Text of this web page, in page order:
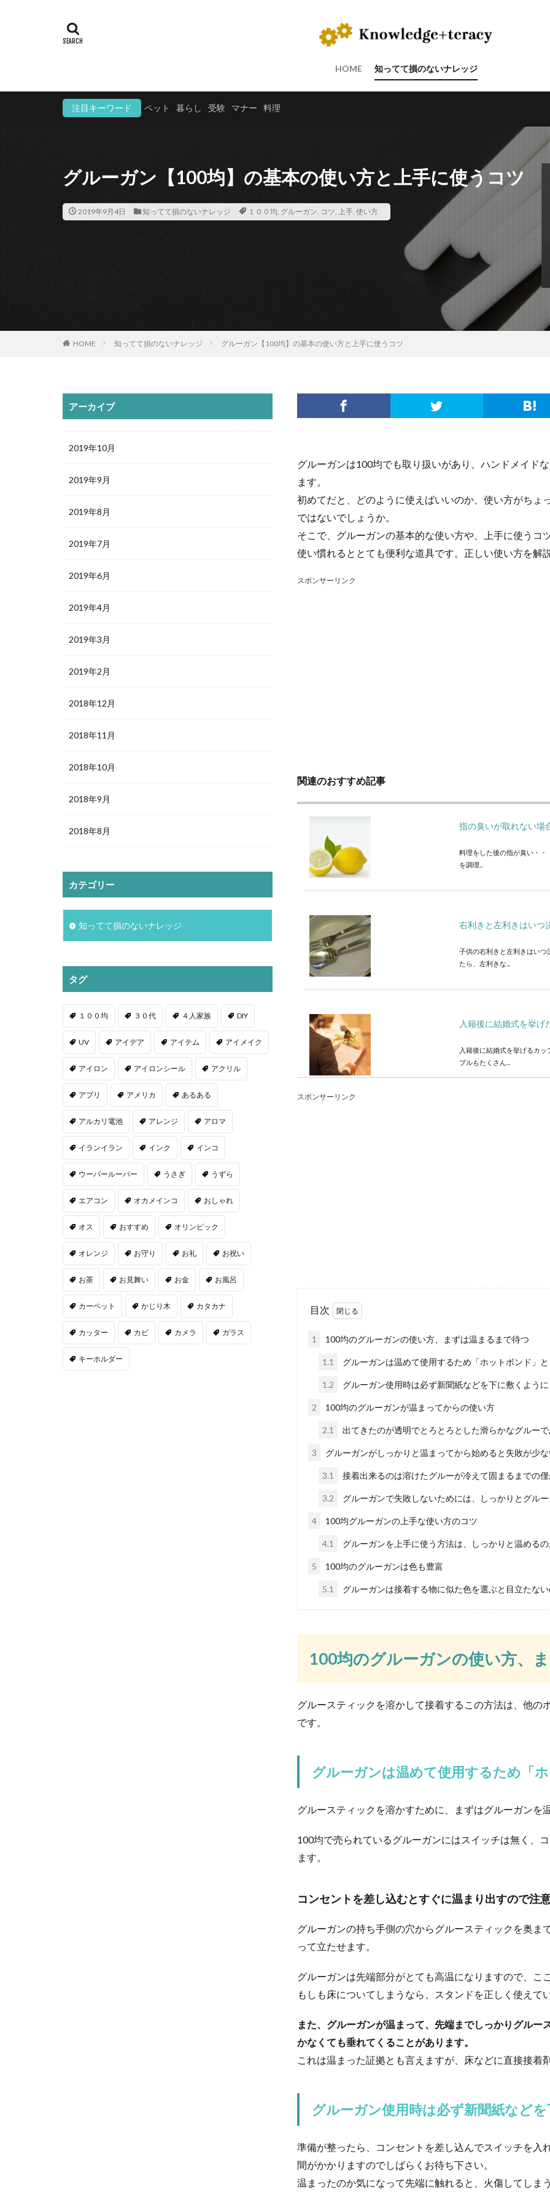
HOME 知ってて損のないナレッジ
注目キーワード ペット 暮らし 受験 マナー 料理
グルーガン【100均】の基本の使い方と上手に使うコツ
2019年9月4日 知ってて損のないナレッジ １００均, グルーガン, コツ, 上手, 使い方
HOME 知ってて損のないナレッジ グルーガン【100均】の基本の使い方と上手に使うコツ
グルーガンは100均でも取り扱いがあり、ハンドメイド
ます。
初めてだと、どのように使えばいいのか、使い方がちょ
ではないでしょうか。
そこで、グルーガンの基本的な使い方や、上手に使うコ
使い慣れるととても便利な道具です。正しい使い方を解
スポンサーリンク
関連のおすすめ記事
指の臭いが取れない場
料理をした後の指が臭い・・
を調理...
右利きと左利きはいつ
子供の右利きと左利きはいつ
たら、左利きな...
入籍後に結婚式を挙げ
入籍後に結婚式を挙げるカ
プルもたくさん...
UVレジンに使える
UVレジンを使ったアクセサ
ると、ある程度...
鉄のフライパンのメリ
鉄フライパンを購入しよう
のか知りたい人...
駐車禁止の罰金を払わ
駐車禁止の違反によって罰金
な...
素敵な大学生は部屋も
春から大学生となり、部屋を
猫の写真を撮すにはちょっと
まるそ...
ストレートのボブにし
の多いのではな...
スポンサーリンク
目次
1 100均のグルーガンの使い方、まずは温まるまで待つ
1.1 グルーガンは温めて使用するため「ホットボンド」
1.2 グルーガン使用時は必ず新聞紙などを下に敷くよう
2 100均のグルーガンが温まってからの使い方
2.1 出てきたのが透明でとろとろとした滑らかなグルー
3 グルーガンがしっかりと温まってから始めると失敗が少
3.1 接着出来るのは溶けたグルーが冷えて固まるまでの
3.2 グルーガンで失敗しないためには、しっかりとグル
4 100均グルーガンの上手な使い方のコツ
4.1 グルーガンを上手に使う方法は、しっかりと温める
5 100均のグルーガンは色も豊富
5.1 グルーガンは接着する物に似た色を選ぶと目立たな
100均のグルーガンの使い方、
グルースティックを溶かして接着するこの方法は、他
です。
グルーガンは温めて使用するため「
グルースティックを溶かすために、まずはグルーガンを
100均で売られているグルーガンにはスイッチは無く、
ます。
コンセントを差し込むとすぐに温まり出すので注
グルーガンの持ち手側の穴からグルースティックを奥ま
って立たせます。
グルーガンは先端部分がとても高温になりますので、こ
もしも床についてしまうなら、スタンドを正しく使えて
また、グルーガンが温まって、先端までしっかりグルー
かなくても垂れてくることがあります。
これは温まった証拠とも言えますが、床などに直接接着
グルーガン使用時は必ず新聞紙など
準備が整ったら、コンセントを差し込んでスイッチを入
間がかかりますのでしばらくお待ち下さい。
温まったのか気になって先端に触れると、火傷してしま
アーカイブ
2019年10月
2019年9月
2019年8月
2019年7月
2019年6月
2019年4月
2019年3月
2019年2月
2018年12月
2018年11月
2018年10月
2018年9月
2018年8月
カテゴリー
知ってて損のないナレッジ
タグ
１００均 ３０代 ４人家族 DIY
UV アイデア アイテム アイメイク
アイロン アイロンシール アクリル
アプリ アメリカ あるある
アルカリ電池 アレンジ アロマ
イランイラン インク インコ
ウーパールーパー うさぎ うずら
エアコン オカメインコ おしゃれ
オス おすすめ オリンピック
オレンジ お守り お礼 お祝い
お茶 お見舞い お金 お風呂
カーペット かじり木 カタカナ
カッター カビ カメラ ガラス
キーホルダー